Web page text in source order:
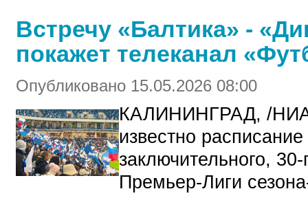
Встречу «Балтика» -
покажет телеканал
Опубликовано 15.05.2026 08:00
КАЛИНИНГРАД, /
известно
заключительного,
Премьер-Лиги